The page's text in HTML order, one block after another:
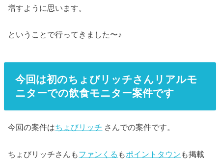
増すように思います。
ということで行ってきました〜♪
今回は初のちょびリッチさんリアルモ
ニターでの飲食モニター案件です
今回の案件はちょびリッチ さんでの案件です。
ちょびリッチさんもファンくる もポイントタウン も掲載